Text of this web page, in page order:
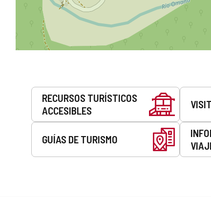
Servicios
RECURSOS TURÍSTICOS
ACCESIBLES
GUÍAS DE TURISMO